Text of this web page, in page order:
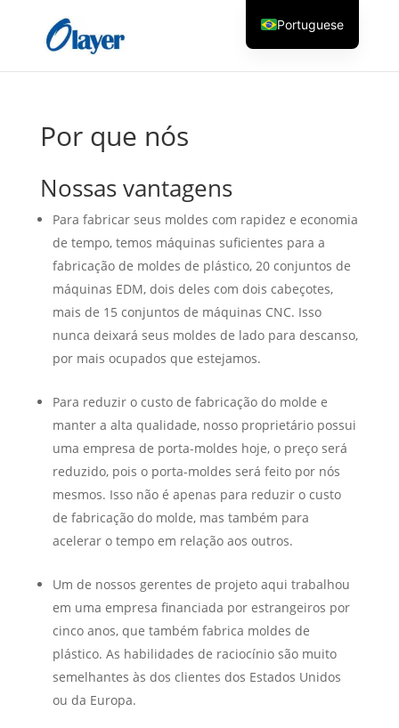
Por que nós
Nossas vantagens
Para fabricar seus moldes com rapidez e economia
de tempo, temos máquinas suficientes para a
fabricação de moldes de plástico, 20 conjuntos de
máquinas EDM, dois deles com dois cabeçotes,
mais de 15 conjuntos de máquinas CNC. Isso
nunca deixará seus moldes de lado para descanso,
por mais ocupados que estejamos.
Para reduzir o custo de fabricação do molde e
manter a alta qualidade, nosso proprietário possui
uma empresa de porta-moldes hoje, o preço será
reduzido, pois o porta-moldes será feito por nós
mesmos. Isso não é apenas para reduzir o custo
de fabricação do molde, mas também para
acelerar o tempo em relação aos outros.
Um de nossos gerentes de projeto aqui trabalhou
em uma empresa financiada por estrangeiros por
cinco anos, que também fabrica moldes de
plástico. As habilidades de raciocínio são muito
semelhantes às dos clientes dos Estados Unidos
ou da Europa.
Portuguese
English
Finnish
French
Hungarian
Russian
Swedish